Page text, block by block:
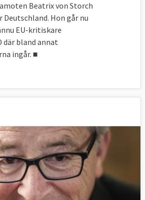
Beatrix von Storch
Hon går nu
EU-kritiskare
där bland annat
ingår. ■